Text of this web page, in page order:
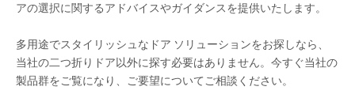
アの選択に関するアドバイスやガイダンスを提供いたします。
多用途でスタイリッシュなドア ソリューションをお探しなら、
当社の二つ折りドア以外に探す必要はありません。今すぐ当社の
製品群をご覧になり、ご要望についてご相談ください。